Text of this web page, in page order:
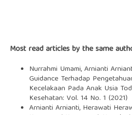
Most read articles by the same
Nurrahmi Umami, Arnianti
Guidance Terhadap
Kecelakaan Pada Anak Usia
Kesehatan: Vol. 14 No. 1 (2021)
Arnianti Arnianti, Herawati